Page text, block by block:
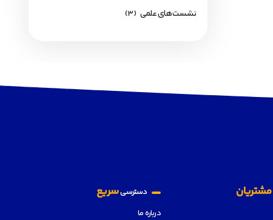
نشست‌های علمی (3)
مشتریان دسترسیسریع
درباره ما